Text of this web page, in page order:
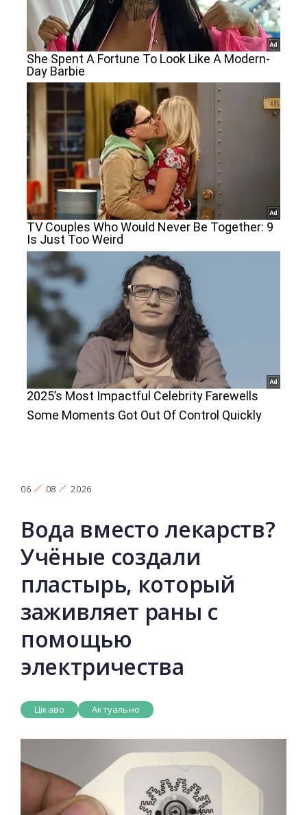
06 08 2026
Вода вместо лекарств?
Учёные создали
пластырь, который
заживляет раны с
помощью
электричества
Цікаво Актуально